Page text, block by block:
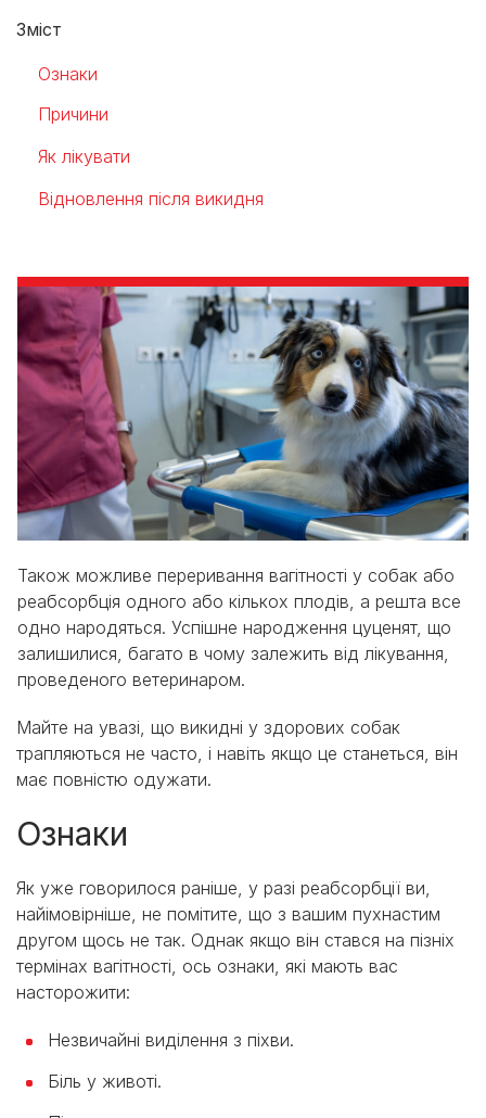
Зміст
Ознаки
Причини
Як лікувати
Відновлення після викидня
Також можливе переривання вагітності у собак або
реабсорбція одного або кількох плодів, а решта все
одно народяться. Успішне народження цуценят, що
залишилися, багато в чому залежить від лікування,
проведеного ветеринаром.
Майте на увазі, що викидні у здорових собак
трапляються не часто, і навіть якщо це станеться, він
має повністю одужати.
Ознаки
Як уже говорилося раніше, у разі реабсорбції ви,
найімовірніше, не помітите, що з вашим пухнастим
другом щось не так. Однак якщо він стався на пізніх
термінах вагітності, ось ознаки, які мають вас
насторожити:
Незвичайні виділення з піхви.
Біль у животі.